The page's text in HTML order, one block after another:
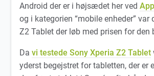
Android der er i højsædet her ved
og i kategorien “mobile enheder” var
Z2 Tablet der løb med prisen for den
Davi testede Sony Xperia Z2 Tablet
yderst begejstret for tabletten, der er